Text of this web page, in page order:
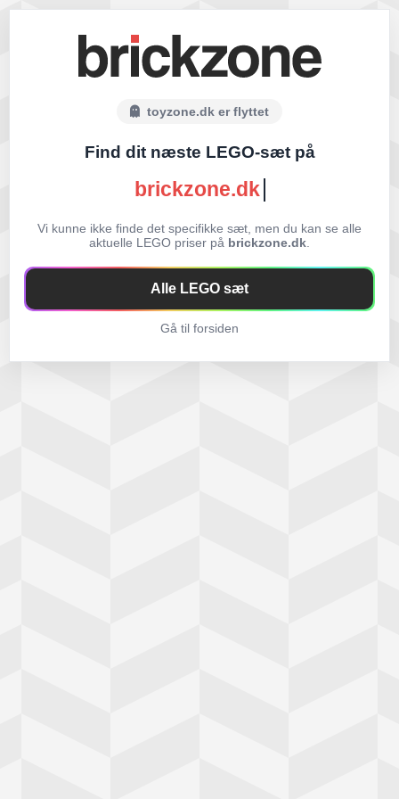
toyzone.dk er flyttet
Find dit næste LEGO-sæt på
brickzone.dk
Vi kunne ikke finde det specifikke sæt, men du kan se alle
aktuelle LEGO priser på brickzone.dk
Alle LEGO sæt
Gå til forsiden